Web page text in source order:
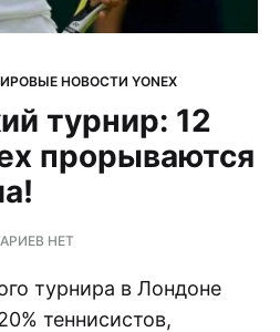
НОВОСТИ YONEX
турнир: 12
прорываются
К
УИМБЛДОНСКИЙ
ТУРНИР:
12
НЕТ
турнира в Лондоне
теннисистов,